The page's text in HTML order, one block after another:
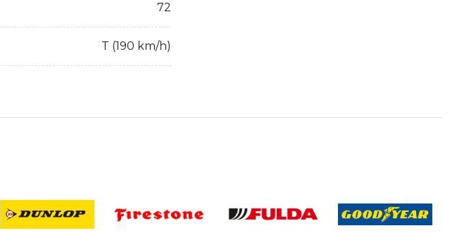
72
T (190 km/h)